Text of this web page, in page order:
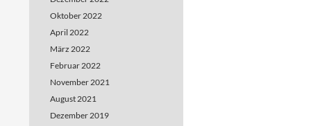
Oktober 2022
April 2022
März 2022
Februar 2022
November 2021
August 2021
Dezember 2019